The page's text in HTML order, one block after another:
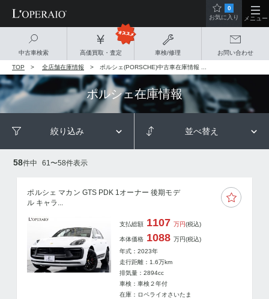
中古車検索 高価買取・査定 車検/修理 お問い合わせ
0
お気に入り
メニュー
TOP 全店舗在庫情報 ポルシェ(PORSCHE)中古車在庫情報 ...
ポルシェ在庫情報
絞り込み 並べ替え
58件中 61〜58件表示
ポルシェ マカン GTS PDK 1オーナー 後期モデ
ル キャラ...
支払総額 1107 万円(税込)
本体価格 1088 万円(税込)
年式：2023年
走行距離： 1.6万km
排気量：2894cc
車検：車検２年付
在庫：ロペライオさいたま